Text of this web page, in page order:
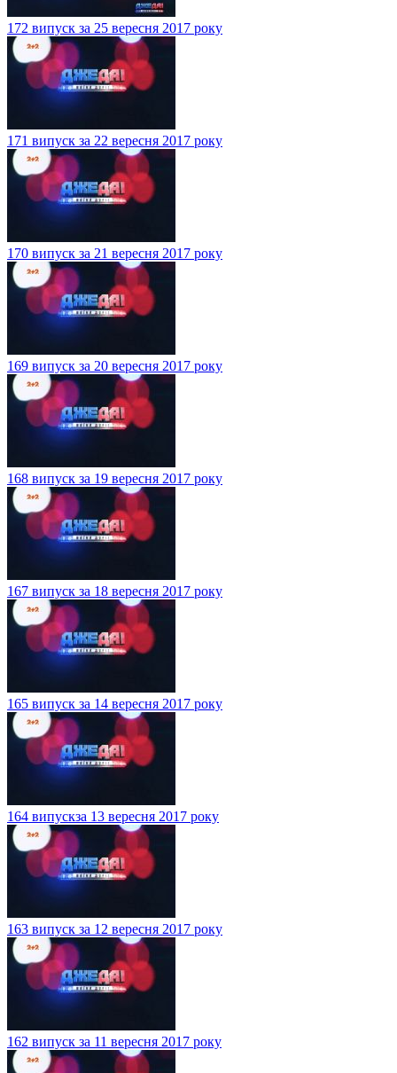
172 випуск за 25 вересня 2017 року
171 випуск за 22 вересня 2017 року
170 випуск за 21 вересня 2017 року
169 випуск за 20 вересня 2017 року
168 випуск за 19 вересня 2017 року
167 випуск за 18 вересня 2017 року
165 випуск за 14 вересня 2017 року
164 випускза 13 вересня 2017 року
163 випуск за 12 вересня 2017 року
162 випуск за 11 вересня 2017 року